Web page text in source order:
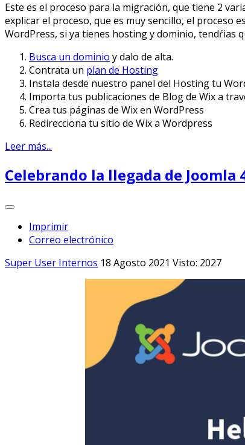
Este es el proceso para la migración, que tiene 2
explicar el proceso, que es muy sencillo, el
WordPress, si ya tienes hosting y dominio, tendŕias
Busca un dominio y dalo de alta.
Contrata un plan de Hosting
Instala desde nuestro panel del Hosting tu
Importa tus publicaciones de Blog de Wix a
Crea tus páginas de Wix en WordPress
Redirecciona tu sitio de Wix a Wordpress
Leer más...
Celebrando la llegada de Joomla
Imprimir
Correo electrónico
Super User Internos 18 Agosto 2021 Visto: 2027